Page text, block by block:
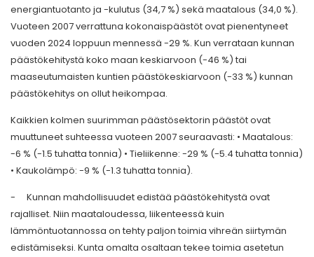
energiantuotanto ja -kulutus (34,7 %) sekä maatalous (34,0 %).
Vuoteen 2007 verrattuna kokonaispäästöt ovat pienentyneet
vuoden 2024 loppuun mennessä -29 %. Kun verrataan kunnan
päästökehitystä koko maan keskiarvoon (-46 %) tai
maaseutumaisten kuntien päästökeskiarvoon (-33 %) kunnan
päästökehitys on ollut heikompaa.
Kaikkien kolmen suurimman päästösektorin päästöt ovat
muuttuneet suhteessa vuoteen 2007 seuraavasti: • Maatalous:
-6 % (-1.5 tuhatta tonnia) • Tieliikenne: -29 % (-5.4 tuhatta tonnia)
• Kaukolämpö: -9 % (-1.3 tuhatta tonnia).
-
Kunnan mahdollisuudet edistää päästökehitystä ovat
rajalliset. Niin maataloudessa, liikenteessä kuin
lämmöntuotannossa on tehty paljon toimia vihreän siirtymän
edistämiseksi. Kunta omalta osaltaan tekee toimia asetetun